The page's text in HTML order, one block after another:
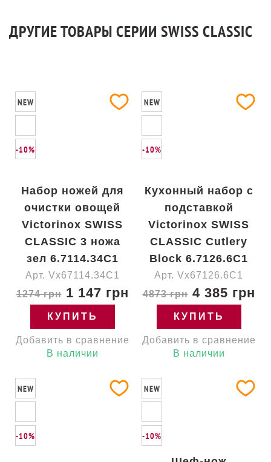
ДРУГИЕ ТОВАРЫ СЕРИИ SWISS CLASSIC
NEW
-10%
Набор ножей для
очистки овощей
Victorinox SWISS
CLASSIC 3 ножа
зел 6.7114.34C1
Арт. Vx67114.34C1
1274 грн1 147 грн
КУПИТЬ
Добавить в сравнение
В наличии
NEW
-10%
Кухонный набор с
подставкой
Victorinox SWISS
CLASSIC Cutlery
Block 6.7126.6C1
Арт. Vx67126.6C1
4873 грн4 385 грн
КУПИТЬ
Добавить в сравнение
В наличии
NEW
-10%
NEW
-10%